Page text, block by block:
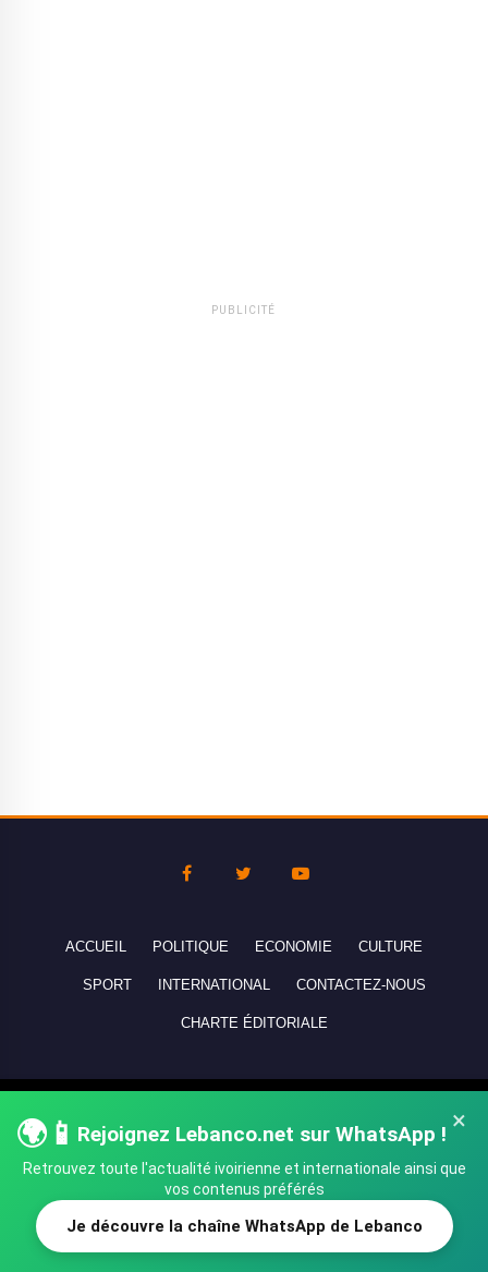
SHARE TWEET
PUBLICITÉ
×
🌍📱 Rejoignez Lebanco.net sur WhatsApp !
Retrouvez toute l'actualité ivoirienne et internationale ainsi que
vos contenus préférés
Je découvre la chaîne WhatsApp de Lebanco
ACCUEIL POLITIQUE ECONOMIE CULTURE
SPORT INTERNATIONAL CONTACTEZ-NOUS
CHARTE ÉDITORIALE
réservés - All rights reserved.